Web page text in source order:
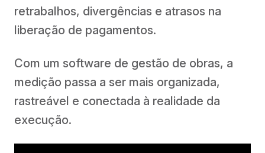
retrabalhos, divergências e atrasos na
liberação de pagamentos.
Com um software de gestão de obras, a
medição passa a ser mais organizada,
rastreável e conectada à realidade da
execução.